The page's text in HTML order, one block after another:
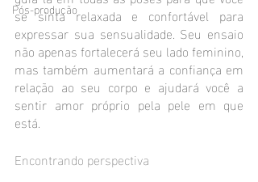
Pós-produção
se sinta relaxada e confortável para
expressar sua sensualidade. Seu ensaio
não apenas fortalecerá seu lado feminino,
mas também aumentará a confiança em
relação ao seu corpo e ajudará você a
sentir amor próprio pela pele em que
está.
Encontrando perspectiva